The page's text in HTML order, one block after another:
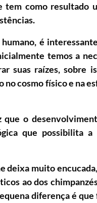
tem como resultado
é
temos a
suas raízes, sobre
cosmo físico e na
o
que possibilita
deixa muito
ao dos
diferença é